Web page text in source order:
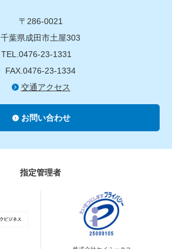
〒286-0021
千葉県成田市土屋303
TEL.0476-23-1331
FAX.0476-23-1334
交通アクセス
お問い合わせ
指定管理者